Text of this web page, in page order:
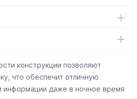
конструкции позволяют
что обеспечит отличную
информации даже в ночное время